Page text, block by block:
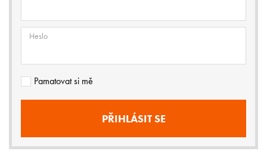
Heslo
Pamatovat si mě